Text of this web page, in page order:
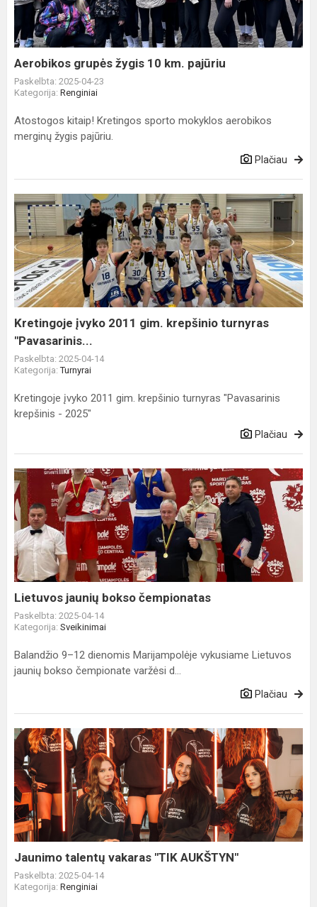
km.
pajūriu
Aerobikos grupės žygis 10 km. pajūriu
Paskelbta: 2025-04-23
Kategorija: Renginiai
Atostogos kitaip! Kretingos sporto mokyklos aerobikos
merginų žygis pajūriu.
Plačiau
Kretingoje
įvyko
2011
gim.
krepšinio
turnyras
"Pavasarinis...
Kretingoje įvyko 2011 gim. krepšinio turnyras
"Pavasarinis...
Paskelbta: 2025-04-14
Kategorija:Turnyrai
Kretingoje įvyko 2011 gim. krepšinio turnyras "Pavasarinis
krepšinis - 2025"
Plačiau
Lietuvos
jaunių
bokso
čempionatas
Lietuvos jaunių bokso čempionatas
Paskelbta: 2025-04-14
Kategorija: Sveikinimai
Balandžio 9–12 dienomis Marijampolėje vykusiame Lietuvos
jaunių bokso čempionate varžėsi d...
Plačiau
Jaunimo
talentų
vakaras
"TIK
AUKŠTYN"
Jaunimo talentų vakaras "TIK AUKŠTYN"
Paskelbta: 2025-04-14
Kategorija: Renginiai